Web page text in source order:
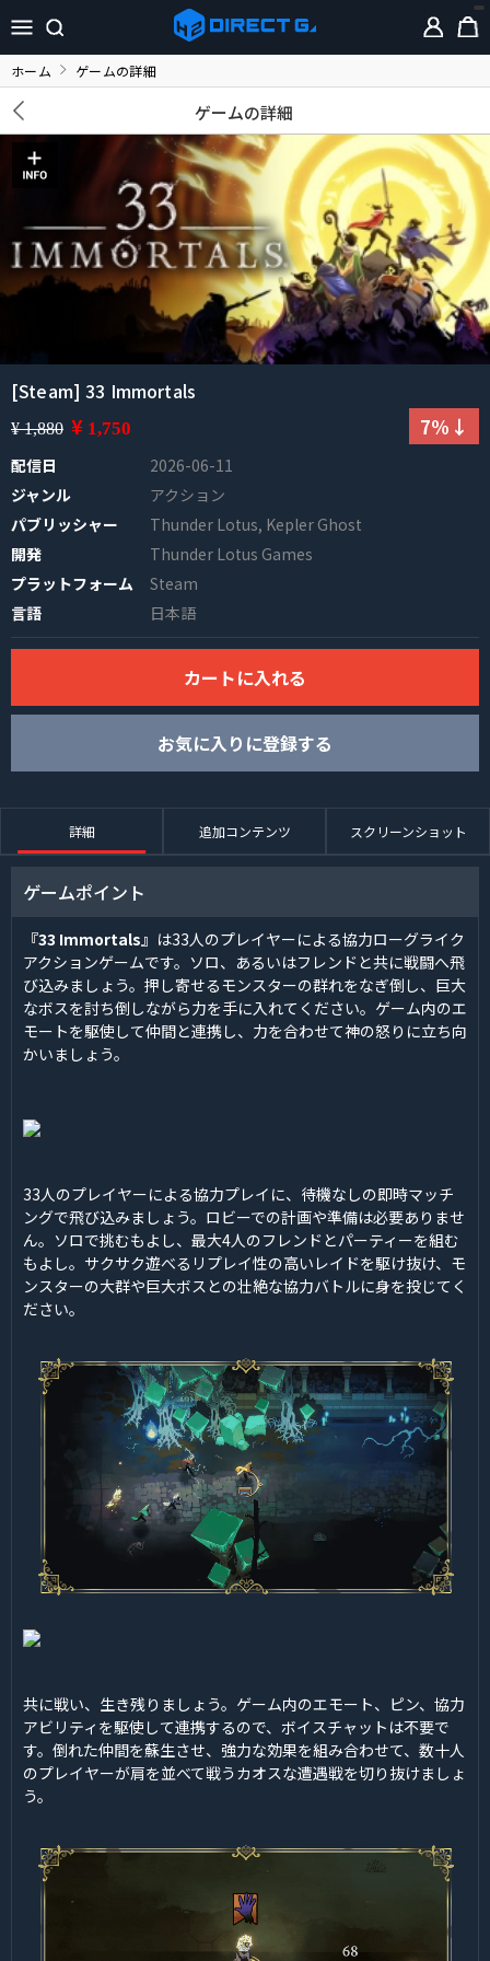
ホーム ゲームの詳細
ゲームの詳細
[Steam] 33 Immortals
¥ 1,880 ¥ 1,750 7%↓
配信日
2026-06-11
ジャンル
アクション
パブリッシャー
Thunder Lotus, Kepler Ghost
開発
Thunder Lotus Games
プラットフォーム
Steam
言語
日本語
カートに入れる
お気に入りに登録する
詳細 追加コンテンツ スクリーンショット
ゲームポイント
『33 Immortals』 は33人のプレイヤーによる協力ローグライク
アクションゲームです。ソロ、あるいはフレンドと共に戦闘へ飛
び込みましょう。押し寄せるモンスターの群れをなぎ倒し、巨大
なボスを討ち倒しながら力を手に入れてください。ゲーム内のエ
モートを駆使して仲間と連携し、力を合わせて神の怒りに立ち向
かいましょう。
33人のプレイヤーによる協力プレイに、待機なしの即時マッチ
ングで飛び込みましょう。ロビーでの計画や準備は必要ありませ
ん。ソロで挑むもよし、最大4人のフレンドとパーティーを組む
もよし。サクサク遊べるリプレイ性の高いレイドを駆け抜け、モ
ンスターの大群や巨大ボスとの壮絶な協力バトルに身を投じてく
ださい。
共に戦い、生き残りましょう。ゲーム内のエモート、ピン、協力
アビリティを駆使して連携するので、ボイスチャットは不要で
す。倒れた仲間を蘇生させ、強力な効果を組み合わせて、数十人
のプレイヤーが肩を並べて戦うカオスな遭遇戦を切り抜けましょ
う。